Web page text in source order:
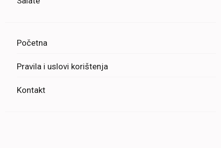
Početna
Pravila i uslovi korištenja
Kontakt